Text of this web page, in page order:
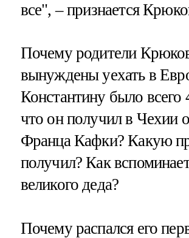
все", – признается
Почему родители
вынуждены уехать в
Константину было всего
что он получил в Чехии
Франца Кафки? Какую
получил? Как
великого деда?
Почему распался его